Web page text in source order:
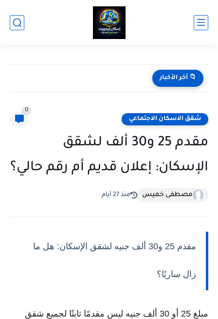
📁 آخر الأخبار
شقق الاسكان الاجتماعي
0
مقدم 25 و30 ألف لشقق
الإسكان: إعلان قديم أم رقم حالي؟
مصطفى خميس منذ 27 أيام
مقدم 25 و30 ألف جنيه لشقق الإسكان: هل ما
زال ساريًا؟
مبلغ 25 أو 30 ألف جنيه ليس مقدمًا ثابتًا لجميع شقق